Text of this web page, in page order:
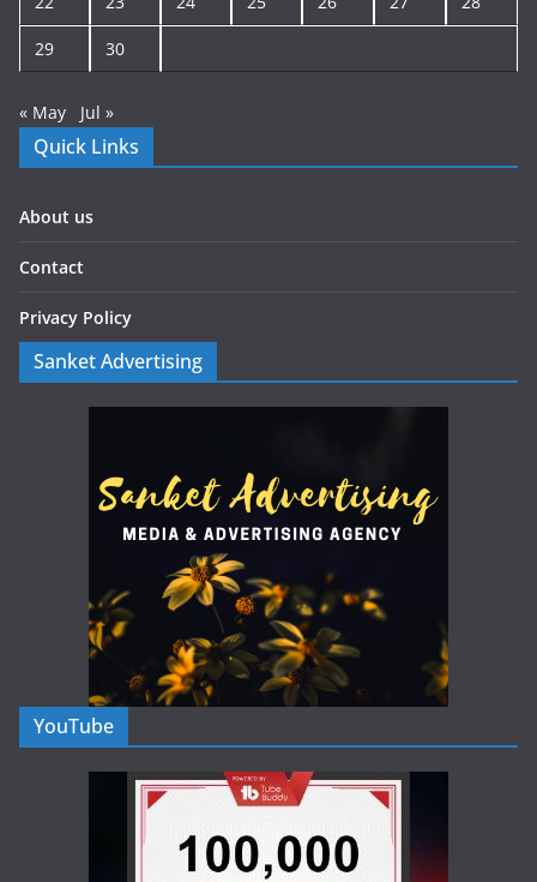
29 30
« May Jul »
Quick Links
About us
Contact
Privacy Policy
Sanket Advertising
YouTube